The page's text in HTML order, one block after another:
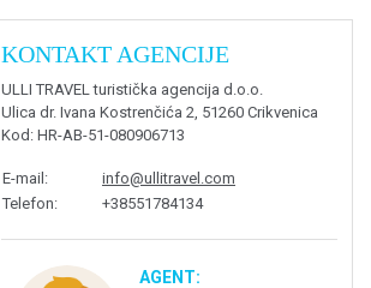
KONTAKT AGENCIJE
ULLI TRAVEL turistička agencija d.o.o.
Ulica dr. Ivana Kostrenčića 2, 51260 Crikvenica
Kod: HR-AB-51-080906713
E-mail:
info@ullitravel.com
Telefon: +38551784134
AGENT: